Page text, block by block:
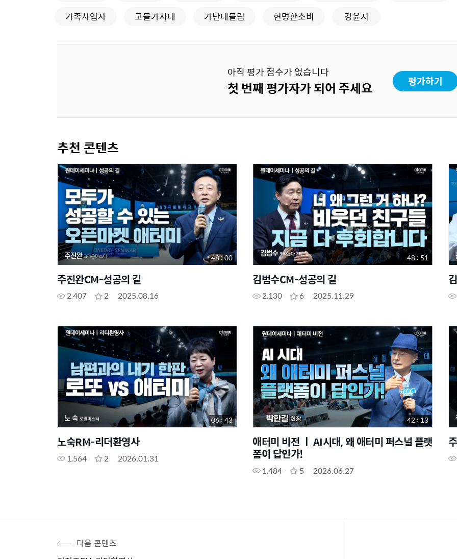
가족사업자
고물가시대 가난대물림 현명한소비 강윤지
아직 평가 점수가 없습니다
첫 번째 평가자가 되어 주세요 평가하기
추천 콘텐츠
주진완CM-성공의 길
2,407 2 2025.08.16
48 : 00
김범수CM-성공의 길
2,130 6 2025.11.29
48 : 51
노숙RM-리더환영사
1,564 2 2026.01.31
06 : 43
애터미 비전 ㅣ AI시대, 왜 애터미 퍼스널 플랫
폼이 답인가!
1,484 5 2026.06.27
42 : 13
다음 콘텐츠